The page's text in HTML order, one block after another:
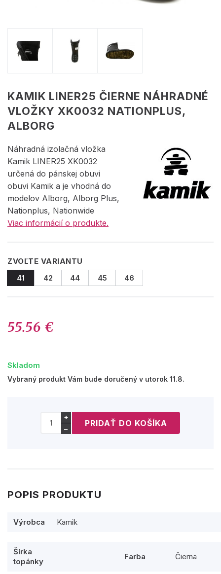
KAMIK LINER25 ČIERNE NÁHRADNÉ
VLOŽKY XK0032 NATIONPLUS,
ALBORG
Náhradná izolačná vložka
Kamik LINER25 XK0032
určená do pánskej obuvi
obuvi Kamik a je vhodná do
modelov Alborg, Alborg Plus,
Nationplus, Nationwide
Viac informácií o produkte.
ZVOĽTE VARIANTU
41
42 44 45 46
55.56 €
Skladom
Vybraný produkt Vám bude doručený v utorok 11.8.
+
−
POPIS PRODUKTU
Výrobca Kamik
Šírka
topánky
Farba Čierna